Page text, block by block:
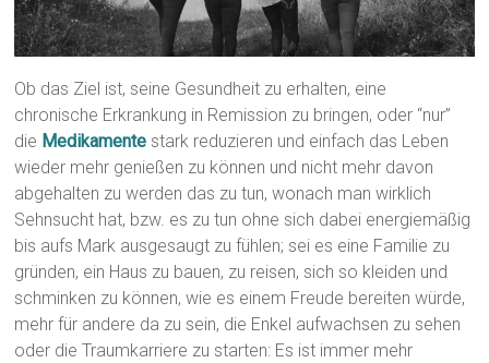
Ob das Ziel ist, seine Gesundheit zu erhalten, eine
chronische Erkrankung in Remission zu bringen, oder “nur”
die Medikamente stark reduzieren und einfach das Leben
wieder mehr genießen zu können und nicht mehr davon
abgehalten zu werden das zu tun, wonach man wirklich
Sehnsucht hat, bzw. es zu tun ohne sich dabei energiemäßig
bis aufs Mark ausgesaugt zu fühlen; sei es eine Familie zu
gründen, ein Haus zu bauen, zu reisen, sich so kleiden und
schminken zu können, wie es einem Freude bereiten würde,
mehr für andere da zu sein, die Enkel aufwachsen zu sehen
oder die Traumkarriere zu starten: Es ist immer mehr